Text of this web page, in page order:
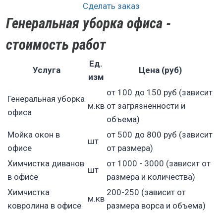
Сделать заказ
Генеральная уборка офиса -
стоимость работ
Услуга
Ед.
изм
Цена (руб)
Генеральная уборка
офиса
м.кв
от 100 до 150 руб (зависит
от загрязненности и
объема)
Мойка окон в
офисе
шт
от 500 до 800 руб (зависит
от размера)
Химчистка диванов
в офисе
шт
от 1000 - 3000 (зависит от
размера и количества)
Химчистка
ковролина в офисе
м.кв
200-250 (зависит от
размера ворса и объема)